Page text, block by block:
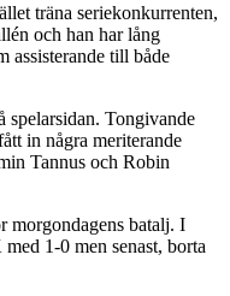
träna seriekonkurrenten,
och han har lång
assisterande till både
spelarsidan. Tongivande
in några meriterande
Tannus och Robin
morgondagens batalj. I
1-0 men senast, borta